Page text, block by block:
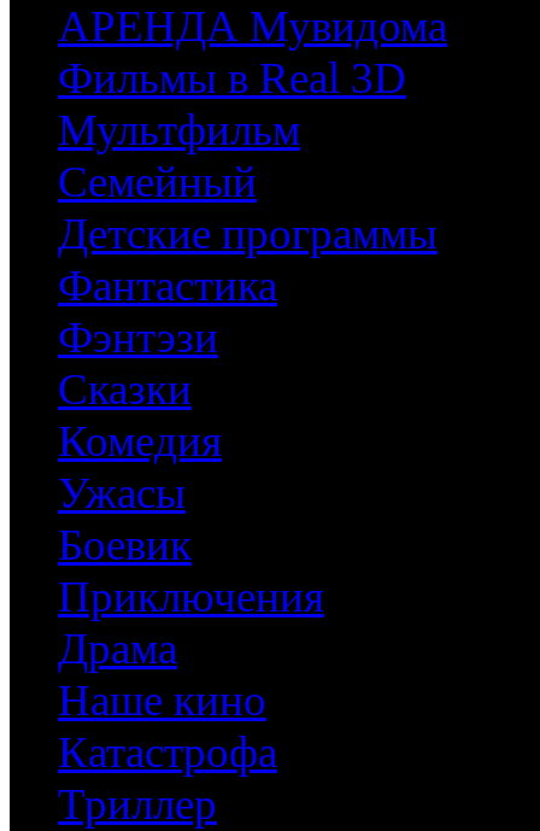
АРЕНДА Мувидома
Фильмы в Real 3D
Мультфильм
Семейный
Детские программы
Фантастика
Фэнтэзи
Сказки
Комедия
Ужасы
Боевик
Приключения
Драма
Наше кино
Катастрофа
Триллер